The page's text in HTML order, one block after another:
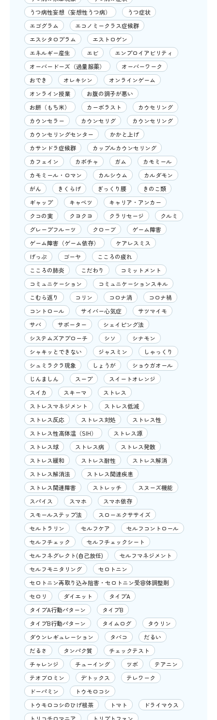
うつ病性妄想（妄想性うつ病）
うつ症状
エゴグラム
エコノミークラス症候群
エスシタロプラム
エストロゲン
エネルギー産生
エビ
エンプロイアビリティ
オーバードーズ（過量服薬）
オーバーワーク
おでき
オレキシン
オンラインゲーム
オンライン授業
お腹の調子が悪い
お餅（もち米）
カーボラスト
カウセリング
カウンセラー
カウンセリグ
カウンセリング
カウンセリングセンター
かかと上げ
カサンドラ症候群
カップルカウンセリング
カフェイン
カボチャ ガム
カモミール
カモミール・ロマン
カルシウム
カルダモン
がん
きくらげ ぎっくり腰
きのこ類
ギャップ
キャベツ
キャリア・アンカー
クコの実
クヨクヨ クラリセージ
クルミ
グレープフルーツ
クローブ
ゲーム障害
ゲーム障害（ゲーム依存）
ケアレスミス
げっぷ
ゴーヤ
こころの疲れ
こころの肺炎
こだわり
コミットメント
コミュニケーション
コミュニケーションスキル
こむら返り
コリン コロナ渦
コロナ禍
コントロール
サイバー心気症
サツマイモ
サバ
サポーター
シェイピング法
システムズアプローチ
シソ
シナモン
シャキッとできない
ジャスミン
しゃっくり
シュミラクラ現象
しょうが
ショウガオール
じんましん
スープ
スイートオレンジ
スイカ
スキーマ
ストレス
ストレスマネジメント
ストレス低減
ストレス反応
ストレス対処
ストレス性
ストレス性高体温（SIH）
ストレス源
ストレス球
ストレス病
ストレス発散
ストレス緩和
ストレス耐性
ストレス解消
ストレス解消法
ストレス関連疾患
ストレス関連障害
ストレッチ
スヌーズ機能
スパイス
スマホ
スマホ依存
スモールステップ法
スローエクササイズ
セルトラリン
セルフケア
セルフコントロール
セルフチェック
セルフチェックシート
セルフネグレクト(自己放任)
セルフマネジメント
セルフモニタリング
セロトニン
セロトニン再取り込み阻害・セロトニン受容体調整剤
セロリ
ダイエット
タイプA
タイプA行動パターン
タイプB
タイプB行動パターン
タイムログ
タウリン
ダウンレギュレーション
タバコ
だるい
だるさ
タンパク質
チェックテスト
チャレンジ
チューイング ツボ
テアニン
テオブロミン
デトックス
テレワーク
ドーパミン
トウモロコシ
トウモロコシのひげ根茶
トマト
ドライマウス
トリコチロマニア
トリプトファン